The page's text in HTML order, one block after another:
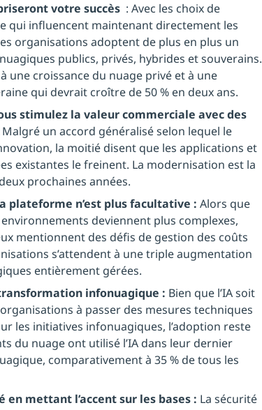
votre succès : Avec les choix de
qui influencent maintenant directement les
organisations adoptent de plus en plus un
publics, privés, hybrides et souverains.
une croissance du nuage privé et à une
qui devrait croître de 50 % en deux ans.
stimulez la valeur commerciale avec des
Malgré un accord généralisé selon lequel le
la moitié disent que les applications et
existantes le freinent. La modernisation est la
prochaines années.
plateforme n’est plus facultative : Alors que
deviennent plus complexes,
mentionnent des défis de gestion des coûts
s’attendent à une triple augmentation
entièrement gérées.
infonuagique : Bien que l’IA soit
à passer des mesures techniques
les initiatives infonuagiques, l’adoption reste
du nuage ont utilisé l’IA dans leur dernier
comparativement à 35 % de tous les
en mettant l’accent sur les bases : La sécurité